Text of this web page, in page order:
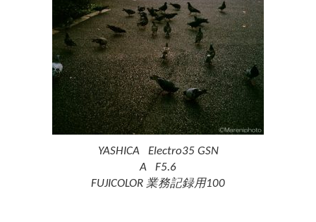
YASHICA Electro35 GSN
A F5.6
FUJICOLOR 業務記録用100